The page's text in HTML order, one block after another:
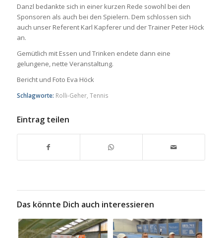
Danzl bedankte sich in einer kurzen Rede sowohl bei den
Sponsoren als auch bei den Spielern. Dem schlossen sich
auch unser Referent Karl Kapferer und der Trainer Peter Höck
an.
Gemütlich mit Essen und Trinken endete dann eine
gelungene, nette Veranstaltung.
Bericht und Foto Eva Höck
Schlagworte: Rolli-Geher, Tennis
Eintrag teilen
Das könnte Dich auch interessieren